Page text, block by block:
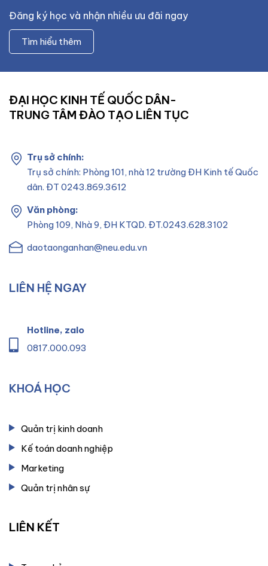
Đăng ký học và nhận nhiều ưu đãi ngay
Tìm hiểu thêm
ĐẠI HỌC KINH TẾ QUỐC DÂN-
TRUNG TÂM ĐÀO TẠO LIÊN TỤC
Trụ sở chính:
Trụ sở chính: Phòng 101, nhà 12 trường ĐH Kinh tế Quốc
dân. ĐT 0243.869.3612
Văn phòng:
Phòng 109, Nhà 9, ĐH KTQD. ĐT.0243.628.3102
daotaonganhan@neu.edu.vn
LIÊN HỆ NGAY
Hotline, zalo
0817.000.093
KHOÁ HỌC
Quản trị kinh doanh
Kế toán doanh nghiệp
Marketing
Quản trị nhân sự
LIÊN KẾT